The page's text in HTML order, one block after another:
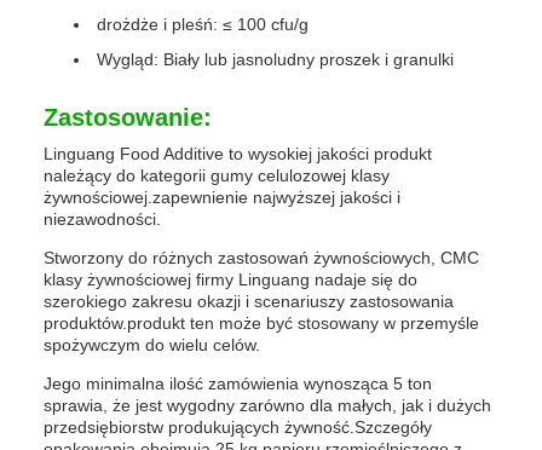
drożdże i pleśń: ≤ 100 cfu/g
Wygląd: Biały lub jasnoludny proszek i granulki
Zastosowanie:
Linguang Food Additive to wysokiej jakości produkt
należący do kategorii gumy celulozowej klasy
żywnościowej.zapewnienie najwyższej jakości i
niezawodności.
Stworzony do różnych zastosowań żywnościowych, CMC
klasy żywnościowej firmy Linguang nadaje się do
szerokiego zakresu okazji i scenariuszy zastosowania
produktów.produkt ten może być stosowany w przemyśle
spożywczym do wielu celów.
Jego minimalna ilość zamówienia wynosząca 5 ton
sprawia, że jest wygodny zarówno dla małych, jak i dużych
przedsiębiorstw produkujących żywność.Szczegóły